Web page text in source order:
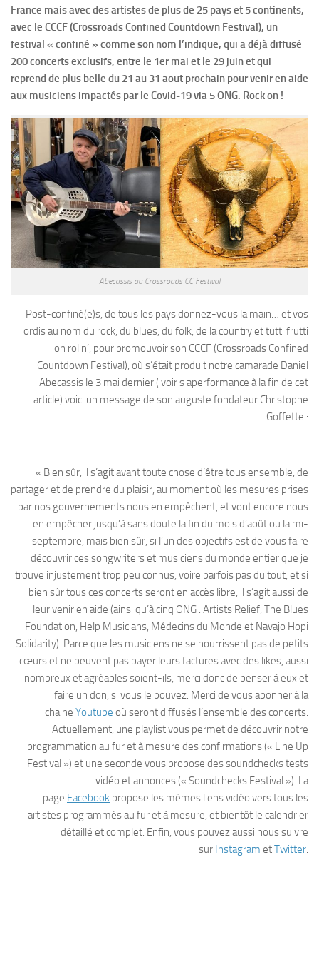
France mais avec des artistes de plus de 25 pays et 5 continents,
avec le CCCF (Crossroads Confined Countdown Festival), un
festival « confiné » comme son nom l’indique, qui a déjà diffusé
200 concerts exclusifs, entre le 1er mai et le 29 juin et qui
reprend de plus belle du 21 au 31 aout prochain pour venir en aide
aux musiciens impactés par le Covid-19 via 5 ONG. Rock on !
Abecassis au Crossroads CC Festival
Post-confiné(e)s, de tous les pays donnez-vous la main… et vos
ordis au nom du rock, du blues, du folk, de la country et tutti frutti
on rolin’, pour promouvoir son CCCF (Crossroads Confined
Countdown Festival), où s’était produit notre camarade Daniel
Abecassis le 3 mai dernier ( voir s aperformance à la fin de cet
article) voici un message de son auguste fondateur Christophe
Goffette :
« Bien sûr, il s’agit avant toute chose d’être tous ensemble, de
partager et de prendre du plaisir, au moment où les mesures prises
par nos gouvernements nous en empêchent, et vont encore nous
en empêcher jusqu’à sans doute la fin du mois d’août ou la mi-
septembre, mais bien sûr, si l’un des objectifs est de vous faire
découvrir ces songwriters et musiciens du monde entier que je
trouve injustement trop peu connus, voire parfois pas du tout, et si
bien sûr tous ces concerts seront en accès libre, il s’agit aussi de
leur venir en aide (ainsi qu’à cinq ONG : Artists Relief, The Blues
Foundation, Help Musicians, Médecins du Monde et Navajo Hopi
Solidarity). Parce que les musiciens ne se nourrissent pas de petits
cœurs et ne peuvent pas payer leurs factures avec des likes, aussi
nombreux et agréables soient-ils, merci donc de penser à eux et
faire un don, si vous le pouvez. Merci de vous abonner à la
chaine Youtube où seront diffusés l’ensemble des concerts.
Actuellement, une playlist vous permet de découvrir notre
programmation au fur et à mesure des confirmations (« Line Up
Festival ») et une seconde vous propose des soundchecks tests
vidéo et annonces (« Soundchecks Festival »). La
page Facebook propose les mêmes liens vidéo vers tous les
artistes programmés au fur et à mesure, et bientôt le calendrier
détaillé et complet. Enfin, vous pouvez aussi nous suivre
sur Instagram etTwitter.